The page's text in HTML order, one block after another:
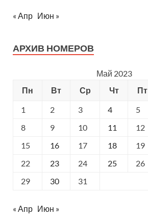
« Апр Июн »
АРХИВ НОМЕРОВ
Май 2023
Пн
Вт Ср Чт Пт
1
2 3 4 5
8
9 10 11 12
15
16 17 18 19
22
23 24 25 26
29
30 31
« Апр Июн »